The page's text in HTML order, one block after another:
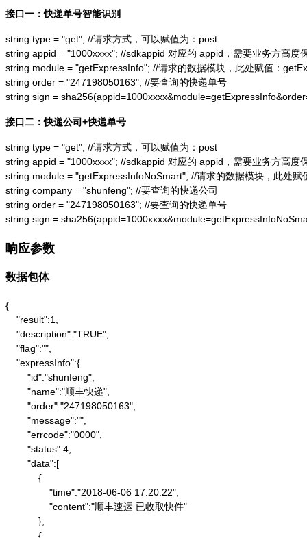
接口一：快递单号智能识别
string type = "get"; //请求方式，可以赋值为：post
string appid = "1000xxxx"; //sdkappid 对应的 appid，需要业务方高度
string module = "getExpressInfo"; //请求的数据模块，此处赋值：
string order = "247198050163"; //要查询的快递单号
string sign =
接口二：快递公司+快递单号
string type = "get"; //请求方式，可以赋值为：post
string appid = "1000xxxx"; //sdkappid 对应的 appid，需要业务方高度
string module = "getExpressInfoNoSmart"; //请求的数据模块，此处赋
string company = "shunfeng"; //要查询的快递公司
string order = "247198050163"; //要查询的快递单号
string sign =
响应参数
数据包体
{
    "result":1,
    "description":"TRUE",
    "flag":"",
    "expressInfo":{
        "id":"shunfeng",
        "name":"顺丰快递",
        "order":"247198050163",
        "message":"",
        "errcode":"0000",
        "status":4,
        "data":[
            {
                "time":"2018-06-06 17:20:22",
                "content":"顺丰速运 已收取快件"
            },
            {